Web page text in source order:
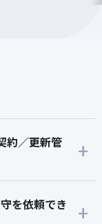
約／更新管
を依頼でき